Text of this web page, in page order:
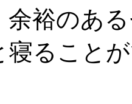
余裕のあ
寝ること